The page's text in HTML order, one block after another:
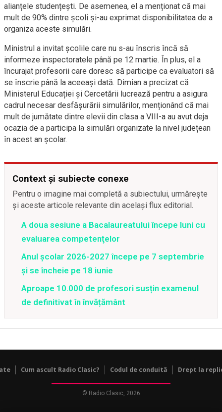
alianțele studențești. De asemenea, el a menționat că mai
mult de 90% dintre școli și-au exprimat disponibilitatea de a
organiza aceste simulări.
Ministrul a invitat școlile care nu s-au înscris încă să
informeze inspectoratele până pe 12 martie. În plus, el a
încurajat profesorii care doresc să participe ca evaluatori să
se înscrie până la aceeași dată. Dimian a precizat că
Ministerul Educației și Cercetării lucrează pentru a asigura
cadrul necesar desfășurării simulărilor, menționând că mai
mult de jumătate dintre elevii din clasa a VIII-a au avut deja
ocazia de a participa la simulări organizate la nivel județean
în acest an școlar.
Context și subiecte conexe
Pentru o imagine mai completă a subiectului, urmărește
și aceste articole relevante din același flux editorial.
A doua sesiune a Bacalaureatului începe luni cu
evaluarea competenţelor
Anul școlar 2026-2027 începe pe 7 septembrie
și se încheie pe 18 iunie
Aproape 10.000 de profesori susțin examenul
de definitivat în învățământ
Cum ascult Radio Clasic? Codul de conduită Drept la
© Radio Clasic, 2026